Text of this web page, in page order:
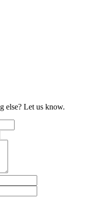
else? Let us know.